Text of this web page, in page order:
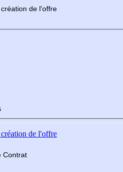
de l'offre
de l'offre
Contrat